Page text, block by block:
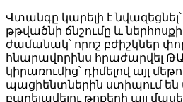
Վտանգը կարելի է
թթվածնի ճնշումը և
ժամանակ՝ որոշ բժիշկներ
հնարավորինս հրաժարվել
կիրառումից՝ դիմելով այլ
պացիենտներին ստիպում են
բարելավելու թոքերի այլ